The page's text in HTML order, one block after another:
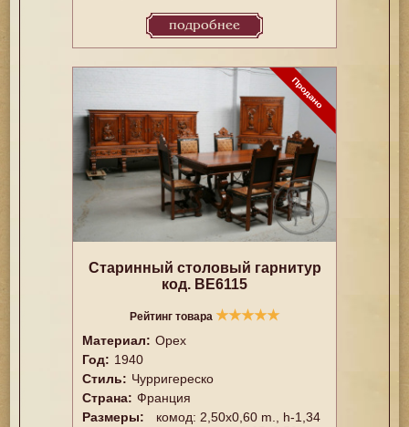
подробнее
Старинный столовый гарнитур
код. BE6115
Рейтинг товара ★★★★★
Материал: Орех
Год: 1940
Стиль: Чурригереско
Страна: Франция
Размеры:
комод: 2,50x0,60 m., h-1,34